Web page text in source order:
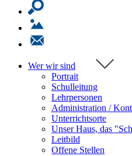
Wer wir sind
Portrait
Schulleitung
Lehrpersonen
Administration /
Unterrichtsorte
Unser Haus, das
Leitbild
Offene Stellen